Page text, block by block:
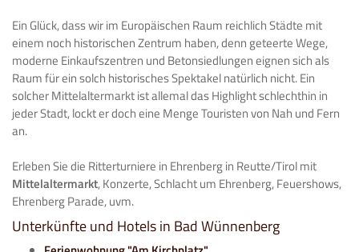
Ein Glück, dass wir im Europäischen Raum reichlich Städte mit
einem noch historischen Zentrum haben, denn geteerte Wege,
moderne Einkaufszentren und Betonsiedlungen eignen sich als
Raum für ein solch historisches Spektakel natürlich nicht. Ein
solcher Mittelaltermarkt ist allemal das Highlight schlechthin in
jeder Stadt, lockt er doch eine Menge Touristen von Nah und Fern
an.
Erleben Sie die Ritterturniere in Ehrenberg in Reutte/Tirol mit
Mittelaltermarkt, Konzerte, Schlacht um Ehrenberg, Feuershows,
Ehrenberg Parade, uvm.
Unterkünfte und Hotels in Bad Wünnenberg